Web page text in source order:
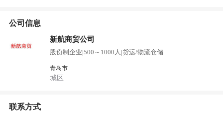
公司信息
新航商贸公司
股份制企业|500～1000人 |货运/物流仓储
青岛市
城区
联系方式